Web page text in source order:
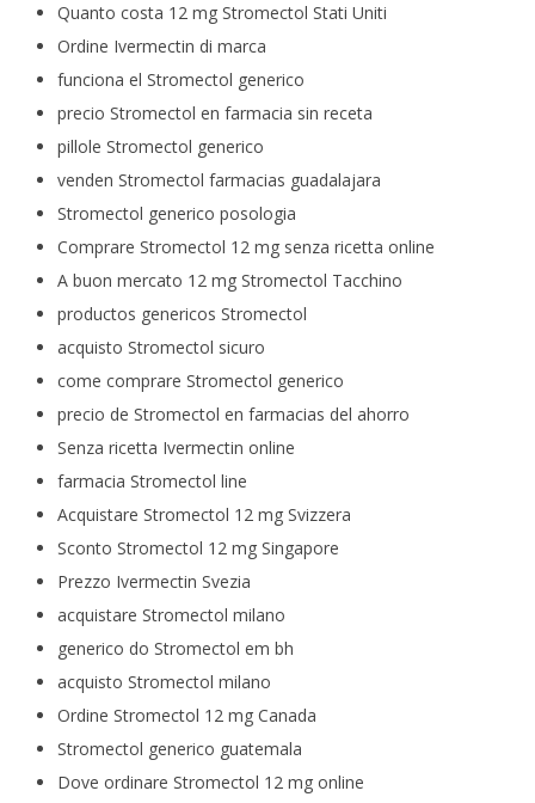
Quanto costa 12 mg Stromectol Stati Uniti
Ordine Ivermectin di marca
funciona el Stromectol generico
precio Stromectol en farmacia sin receta
pillole Stromectol generico
venden Stromectol farmacias guadalajara
Stromectol generico posologia
Comprare Stromectol 12 mg senza ricetta online
A buon mercato 12 mg Stromectol Tacchino
productos genericos Stromectol
acquisto Stromectol sicuro
come comprare Stromectol generico
precio de Stromectol en farmacias del ahorro
Senza ricetta Ivermectin online
farmacia Stromectol line
Acquistare Stromectol 12 mg Svizzera
Sconto Stromectol 12 mg Singapore
Prezzo Ivermectin Svezia
acquistare Stromectol milano
generico do Stromectol em bh
acquisto Stromectol milano
Ordine Stromectol 12 mg Canada
Stromectol generico guatemala
Dove ordinare Stromectol 12 mg online